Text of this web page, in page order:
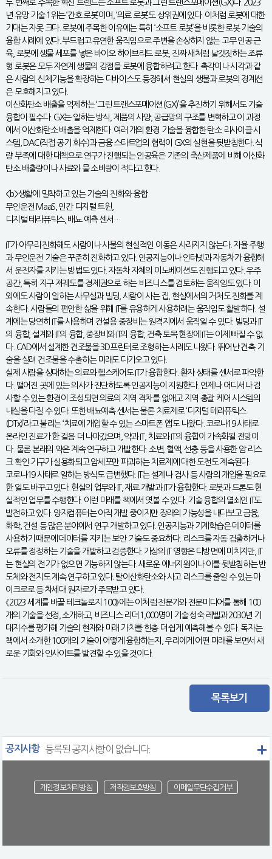
두 번째로 주목한 혁신 트렌드는 소프트 로봇과 그린 트랜스포메이션(GX)다. 2023
년 유망 기술 1위는 ‘간호 로봇’이며, ‘의료 로봇’도 상위권에 있다. 이처럼 로봇에 대한
기대는 자못 크다. 로봇에 주목한 이유에는 특히 ‘소프트 로봇’을 비롯한 로봇 기술의
융합 사례에 있다. 부드럽고 유연한 움직임으로 주변을 손상하지 않는 고무 인공 근
육, 로봇에 생물 세포를 넣은 바이오 하이브리드 로봇, 진짜 새처럼 날갯짓하는 조류
형 로봇은 모두 자연계 생물의 강점을 로봇에 융합하려고 한다. 촉각이나 시각과 같
은 사람의 신체기능을 확장하는 디바이스도 등장해서 현실의 생물과 로봇의 경계선
은 모호해지고 있다.
이산화탄소 배출을 억제하는 ‘그린 트랜스포메이션(GX)’을 추진하기 위해서도 기술
융합이 필수다. GX는 일하는 방식, 제품의 사양, 공급망의 구조를 변혁하고 이 과정
에서 이산화탄소 배출을 억제한다. 여러 개의 환경 기술을 융합한 탄소 리사이클 시
스템, DAC(직접 공기 회수)과 금융 스타트업의 협력이 GX의 실현을 뒷받침한다. 식
량 부족에 대한 대책으로 연구가 진행되는 인공육은 기존의 축산제품에 비해 이산화
탄소 배출량이나 사료와 물 소비량이 적다고 한다.
<b>생활에 밀착하고 있는 기술의 진화와 융합
무인운전 MaaS, 인간 디지털 트윈,
디지털 테라퓨틱스, 배뇨 예측 센서…
IT가 아무리 진화해도 사람이나 사물의 현실적인 이동은 사라지지 않는다. 자율 주행
과 무인운전 기술은 꾸준히 진화하고 있다. 인공지능이나 인터넷과 자동차가 융합해
서 운전자를 지키는 방법도 있다. 자동차 자체의 이노베이션도 진행되고 있다. 우주
공간, 특히 지구 저궤도를 경제권으로 하는 비즈니스를 검토하는 움직임도 있다. 이
외에도 사람이 일하는 사무실과 빌딩, 사람이 사는 집, 현실에서의 거처도 진화를 계
속한다. 사람들의 편안한 삶을 위해 IT를 유용하게 사용하려는 움직임도 활발하다. 설
계에는 당연히 IT를 사용하며 건설용 중장비는 원격지에서 움직일 수 있다. 빌딩과 IT
의 융합, 설계와 IT의 융합, 중장비와 IT의 융합, 건축 토목 현장에 IT는 이제 빠질 수 없
다. CAD에서 설계한 건조물을 3D프린터로 조형하는 사례도 나왔다. 뛰어난 건축 기
술을 살려 건조물을 수출하는 미래도 다가오고 있다.
실제 사람을 상대하는 의료와 헬스케어도 IT가 융합한다. 환자 상태를 센서로 파악한
다. 떨어진 곳에 있는 의사가 진단하도록 인공지능이 지원한다. 언제나 어디서나 검
사할 수 있는 환경이 조성되면 의료의 지역 격차를 없애고 지역 총괄 케어 시스템의
내실을 다질 수 있다. 또한 배뇨예측 센서는 물론 치료제로 ‘디지털 테라퓨틱스
(DTx)’라고 불리는 ‘치료에 개입할 수 있는 스마트폰 앱’도 나왔다. 코로나19 사태로
온라인 진료가 한 걸음 더 나아갔으며, 약과 IT, 치료와 IT의 융합이 가속화될 전망이
다. 물론 본래의 약은 계속 연구하고 개발한다. 소변, 혈액, 선충 등을 사용한 암 리스
크 확인 기구가 실용화되고 암세포만 파괴하는 치료제에 대한 도전도 계속된다.
코로나19 사태로 일하는 방식도 급변했다. IT는 설계나 검사 등 사람의 개입을 필요로
한 일도 바꾸고 있다. 현실의 업무와 IT, 재료 개발과 IT가 융합한다. 로봇과 드론도 현
실적인 업무를 수행한다. 이런 미래를 책에서 엿볼 수 있다. 기술 융합의 열쇠인 IT도
발전하고 있다. 양자컴퓨터는 아직 개발 중이지만 장래의 가능성을 내다보고 금융,
화학, 건설 등 많은 분야에서 연구 개발하고 있다. 인공지능과 기계학습은 데이터를
사용하기 때문에 데이터를 지키는 보안 기술도 중요하다. 리스크를 자동 검출하거나
오류를 정정하는 기술을 개발하고 검증한다. 가상의 IT 영향은 다방면에 미치지만, IT
는 현실의 전기가 없으면 기능하지 않는다. 새로운 에너지원이나 이를 뒷받침하는 반
도체와 전지도 계속 연구하고 있다. 탈이산화탄소와 사고 리스크를 줄일 수 있는 마
이크로로 등 차세대 원자로가 주목받고 있다.
《2023 세계를 바꿀 테크놀로지 100》에는 이처럼 전문가와 전문미디어를 통해 100
개의 기술을 선정, 소개하고, 비즈니스 리더 1,000명이 기술 성숙 레벨과 2030년 기
대지수를 평가해 기술의 현재와 미래 가치를 한층 더 쉽게 예측해볼 수 있다. 독자는
책에서 소개한 100개의 기술이 어떻게 융합하는지, 우리에게 어떤 미래를 보면서 새
로운 기회와 인사이트를 발견할 수 있을 것이다.
목록보기
공지사항 등록된 공지사항이 없습니다.
개인정보처리방침 저작권보호방침 이메일무단수집거부